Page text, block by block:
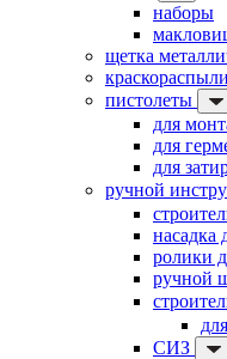
наборы
щетка
пистолеты
для
для
для
ручной
насадка
ролики
ручной
СИЗ